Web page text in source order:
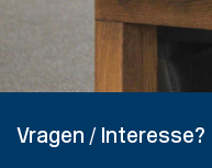
Vragen / Interesse?